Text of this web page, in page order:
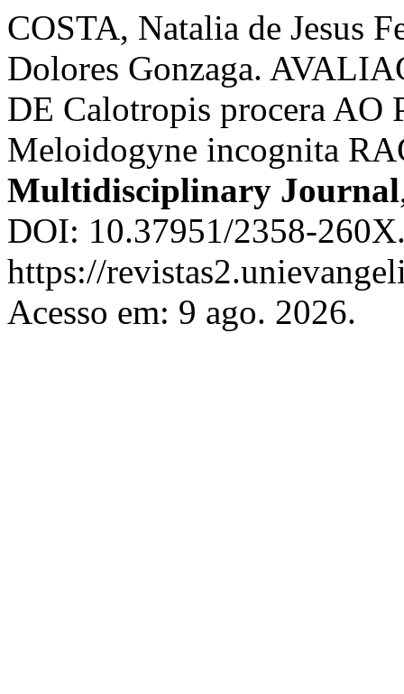
COSTA, Natalia de Jesus
Dolores Gonzaga.
DE Calotropis procera
Meloidogyne incognita
Multidisciplinary Journal
DOI: 10.37951/2358-
https://
Acesso em: 9 ago. 2026.